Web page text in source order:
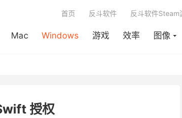
Mac Windows 游戏 效率 图像
首页 反斗软件 反斗软件Steam
授权